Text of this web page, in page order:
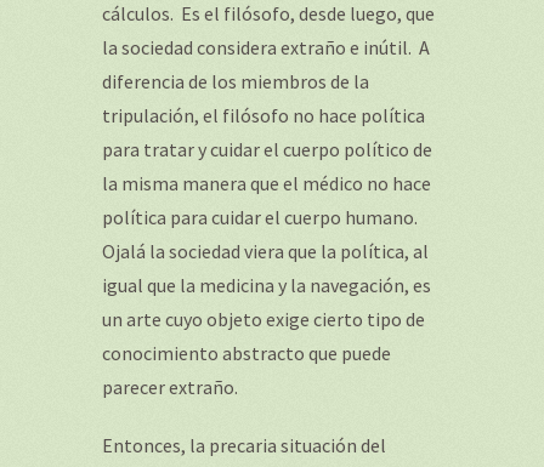
cálculos. Es el filósofo, desde luego, que
la sociedad considera extraño e inútil. A
diferencia de los miembros de la
tripulación, el filósofo no hace política
para tratar y cuidar el cuerpo político de
la misma manera que el médico no hace
política para cuidar el cuerpo humano.
Ojalá la sociedad viera que la política, al
igual que la medicina y la navegación, es
un arte cuyo objeto exige cierto tipo de
conocimiento abstracto que puede
parecer extraño.
Entonces, la precaria situación del